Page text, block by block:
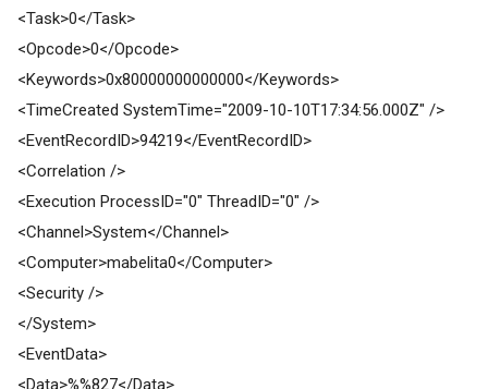
<Task>0</Task>
<Opcode>0</Opcode>
<Keywords>0x80000000000000</Keywords>
<TimeCreated SystemTime="2009-10-10T17:34:56.000Z" />
<EventRecordID>94219</EventRecordID>
<Correlation />
<Execution ProcessID="0" ThreadID="0" />
<Channel>System</Channel>
<Computer>mabelita0</Computer>
<Security />
</System>
<EventData>
<Data>%%827</Data>